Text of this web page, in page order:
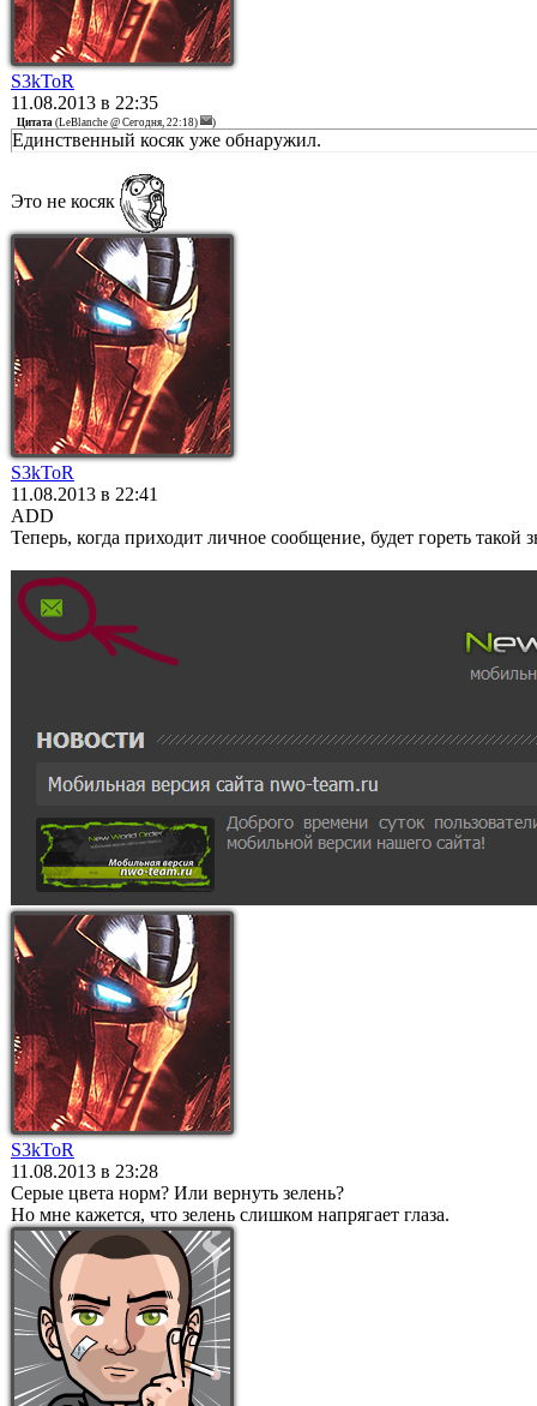
S3kToR
11.08.2013 в 22:35
Цитата (LeBlanche @ Сегодня, 22:18) )
Единственный косяк уже обнаружил.
Это не косяк
S3kToR
11.08.2013 в 22:41
ADD
Теперь, когда приходит личное сообщение, будет гореть такой
S3kToR
11.08.2013 в 23:28
Серые цвета норм? Или вернуть зелень?
Но мне кажется, что зелень слишком напрягает глаза.